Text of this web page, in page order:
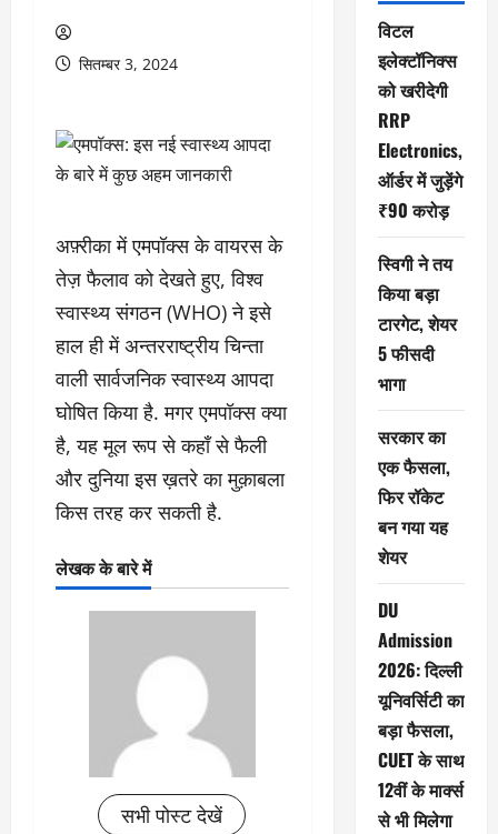
सितम्बर 3, 2024
अफ़्रीका में एमपॉक्स के वायरस के
तेज़ फैलाव को देखते हुए, विश्व
स्वास्थ्य संगठन (WHO) ने इसे
हाल ही में अन्तरराष्ट्रीय चिन्ता
वाली सार्वजनिक स्वास्थ्य आपदा
घोषित किया है. मगर एमपॉक्स क्या
है, यह मूल रूप से कहाँ से फैली
और दुनिया इस ख़तरे का मुक़ाबला
किस तरह कर सकती है.
लेखक के बारे में
सभी पोस्ट देखें
विटल
इलेक्टॉनिक्स
को खरीदेगी
RRP
Electronics,
ऑर्डर में जुड़ेंगे
₹90 करोड़
स्विगी ने तय
किया बड़ा
टारगेट, शेयर
5 फीसदी
भागा
सरकार का
एक फैसला,
फिर रॉकेट
बन गया यह
शेयर
DU
Admission
2026: दिल्ली
यूनिवर्सिटी का
बड़ा फैसला,
CUET के साथ
12वीं के मार्क्स
से भी मिलेगा